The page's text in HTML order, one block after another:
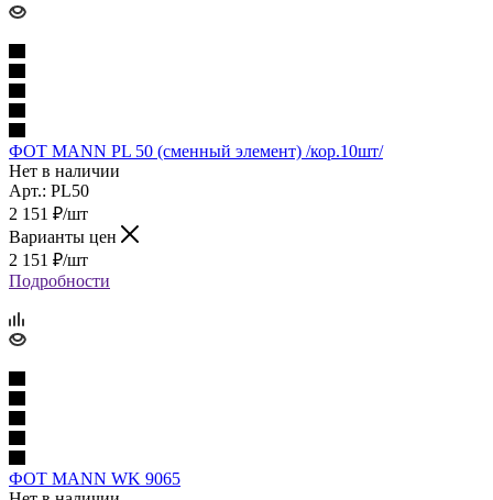
ФОТ MANN PL 50 (сменный элемент) /кор.10шт/
Нет в наличии
Арт.: PL50
2 151 ₽/шт
Варианты цен
2 151 ₽/шт
Подробности
ФОТ MANN WK 9065